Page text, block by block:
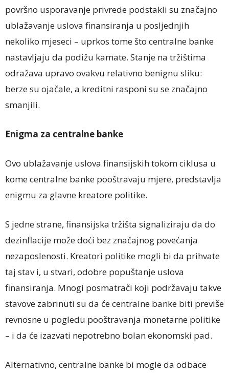
površno usporavanje privrede podstakli su značajno
ublažavanje uslova finansiranja u posljednjih
nekoliko mjeseci – uprkos tome što centralne banke
nastavljaju da podižu kamate. Stanje na tržištima
odražava upravo ovakvu relativno benignu sliku:
berze su ojačale, a kreditni rasponi su se značajno
smanjili.
Enigma za centralne banke
Ovo ublažavanje uslova finansijskih tokom ciklusa u
kome centralne banke pooštravaju mjere, predstavlja
enigmu za glavne kreatore politike.
S jedne strane, finansijska tržišta signaliziraju da do
dezinflacije može doći bez značajnog povećanja
nezaposlenosti. Kreatori politike mogli bi da prihvate
taj stav i, u stvari, odobre popuštanje uslova
finansiranja. Mnogi posmatrači koji podržavaju takve
stavove zabrinuti su da će centralne banke biti previše
revnosne u pogledu pooštravanja monetarne politike
– i da će izazvati nepotrebno bolan ekonomski pad.
Alternativno, centralne banke bi mogle da odbace